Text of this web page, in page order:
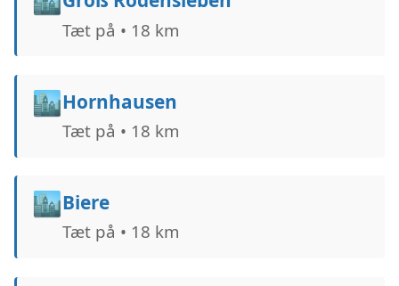
Tæt på • 18 km
🏙️Hornhausen
Tæt på • 18 km
🏙️Biere
Tæt på • 18 km